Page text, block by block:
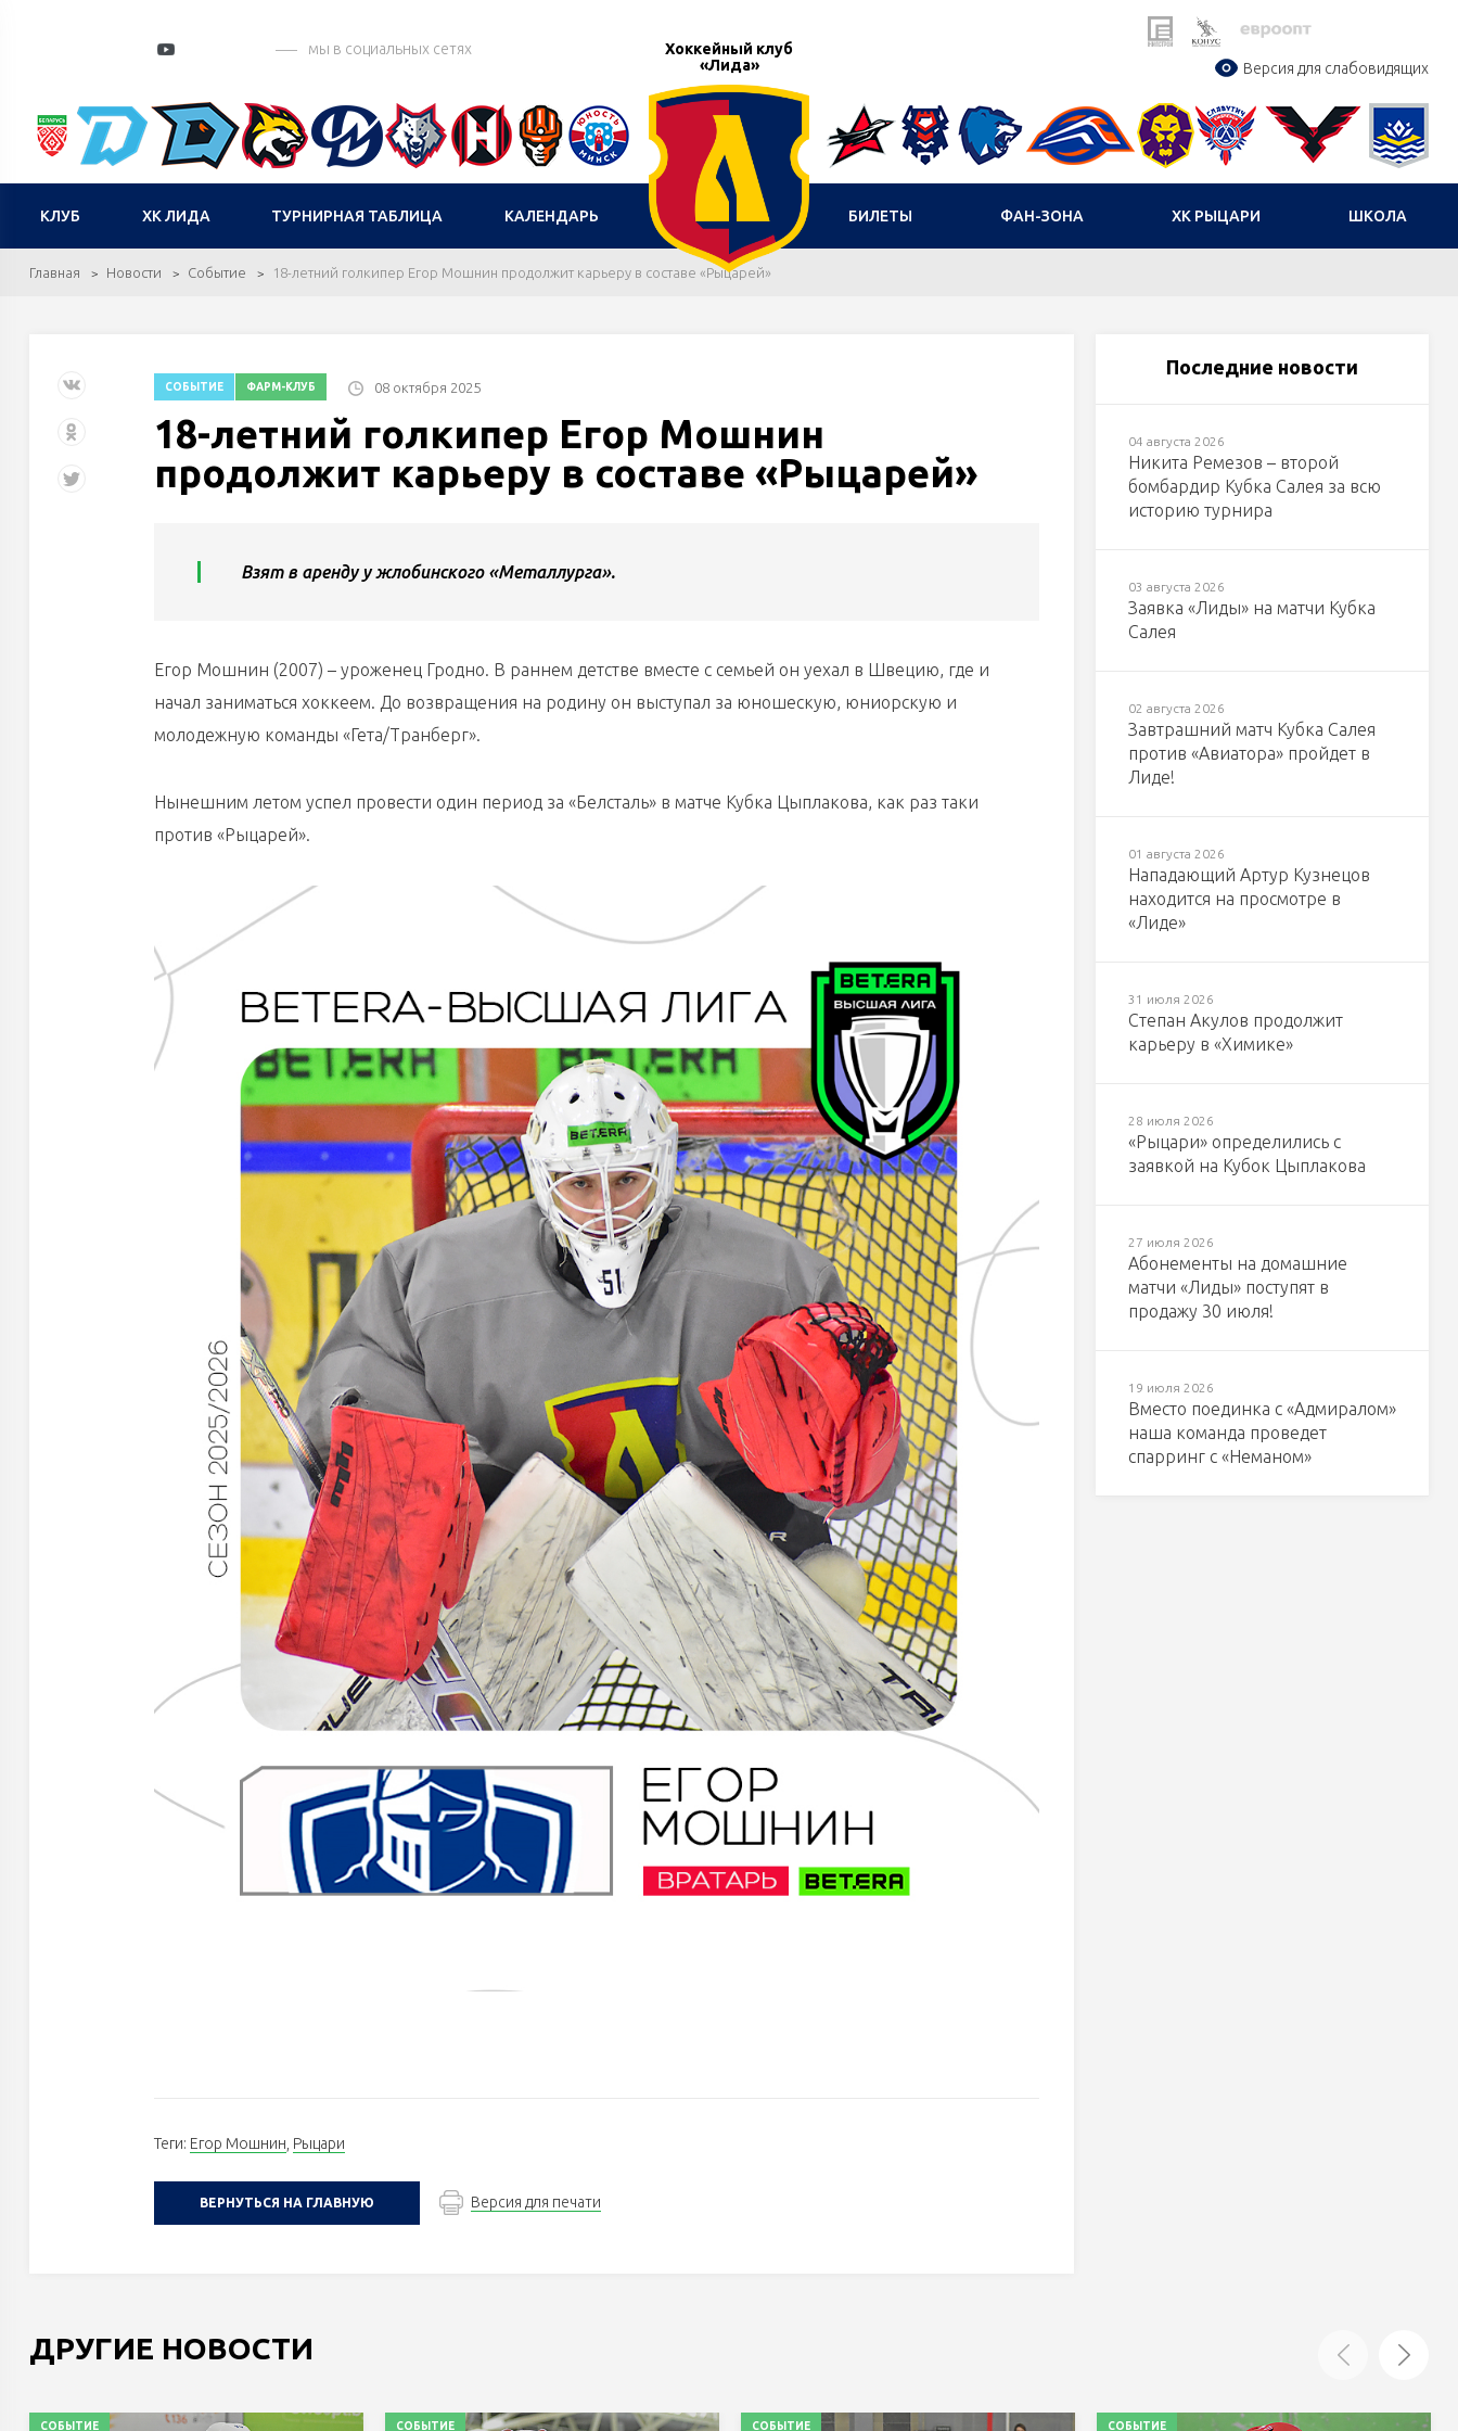
мы в социальных сетях
Версия для слабовидящих
Хоккейный клуб
«Лида»
КЛУБ ХК ЛИДА ТУРНИРНАЯ ТАБЛИЦА КАЛЕНДАРЬ БИЛЕТЫ ФАН-ЗОНА ХК РЫЦАРИ ШКОЛА
Главная Новости Событие 18-летний голкипер Егор Мошнин продолжит карьеру в составе «Рыцарей»
СОБЫТИЕ ФАРМ-КЛУБ 08 октября 2025
18-летний голкипер Егор Мошнин
продолжит карьеру в составе «Рыцарей»
Взят в аренду у жлобинского «Металлурга».
Егор Мошнин (2007) – уроженец Гродно. В раннем детстве вместе с семьей он уехал в Швецию, где и
начал заниматься хоккеем. До возвращения на родину он выступал за юношескую, юниорскую и
молодежную команды «Гета/Транберг».
Нынешним летом успел провести один период за «Белсталь» в матче Кубка Цыплакова, как раз таки
против «Рыцарей».
Теги: Егор Мошнин, Рыцари
ВЕРНУТЬСЯ НА ГЛАВНУЮ Версия для печати
Последние новости
04 августа 2026
Никита Ремезов – второй
бомбардир Кубка Салея за всю
историю турнира
03 августа 2026
Заявка «Лиды» на матчи Кубка
Салея
02 августа 2026
Завтрашний матч Кубка Салея
против «Авиатора» пройдет в
Лиде!
01 августа 2026
Нападающий Артур Кузнецов
находится на просмотре в
«Лиде»
31 июля 2026
Степан Акулов продолжит
карьеру в «Химике»
28 июля 2026
«Рыцари» определились с
заявкой на Кубок Цыплакова
27 июля 2026
Абонементы на домашние
матчи «Лиды» поступят в
продажу 30 июля!
19 июля 2026
Вместо поединка с «Адмиралом»
наша команда проведет
спарринг с «Неманом»
ДРУГИЕ НОВОСТИ
СОБЫТИЕ СОБЫТИЕ СОБЫТИЕ СОБЫТИЕ